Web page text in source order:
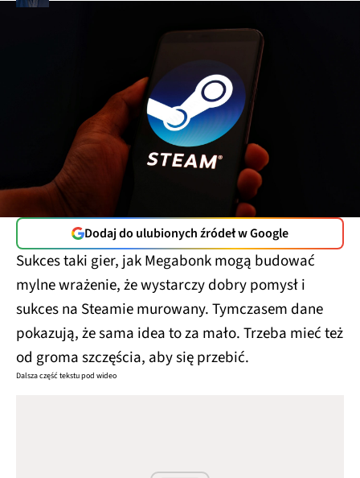
Dodaj do ulubionych źródeł w Google
Sukces taki gier, jak Megabonk mogą budować
mylne wrażenie, że wystarczy dobry pomysł i
sukces na Steamie murowany. Tymczasem dane
pokazują, że sama idea to za mało. Trzeba mieć też
od groma szczęścia, aby się przebić.
Dalsza część tekstu pod wideo